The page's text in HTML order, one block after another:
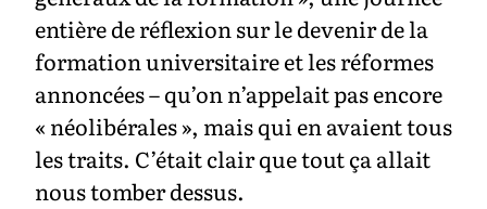
entière de réflexion sur le devenir de la
formation universitaire et les réformes
annoncées – qu’on n’appelait pas encore
« néolibérales », mais qui en avaient tous
les traits. C’était clair que tout ça allait
nous tomber dessus.